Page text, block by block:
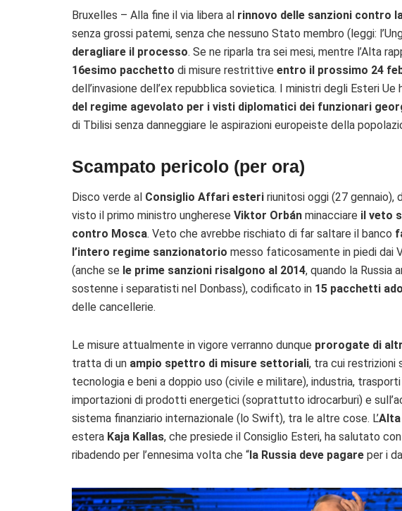
Bruxelles – Alla fine il via libera al rinnovo delle sanzioni contro
senza grossi patemi, senza che nessuno Stato membro (leggi:
deragliare il processo. Se ne riparla tra sei mesi, mentre l’Alta
16esimo pacchetto di misure restrittive entro il prossimo 24
dell’invasione dell’ex repubblica sovietica. I ministri degli Esteri
del regime agevolato per i visti diplomatici dei funzionari
di Tbilisi senza danneggiare le aspirazioni europeiste della
Scampato pericolo (per ora)
Disco verde al Consiglio Affari esteri riunitosi oggi (27 gennaio),
visto il primo ministro ungherese Viktor Orbán minacciare il veto
contro Mosca. Veto che avrebbe rischiato di far saltare il banco
l’intero regime sanzionatorio messo faticosamente in piedi dai
(anche se le prime sanzioni risalgono al 2014, quando la Russia
sostenne i separatisti nel Donbass), codificato in 15 pacchetti
delle cancellerie.
Le misure attualmente in vigore verranno dunque prorogate di
tratta di un ampio spettro di misure settoriali, tra cui restrizioni
tecnologia e beni a doppio uso (civile e militare), industria,
importazioni di prodotti energetici (soprattutto idrocarburi) e
sistema finanziario internazionale (lo Swift), tra le altre cose. L’
estera Kaja Kallas, che presiede il Consiglio Esteri, ha salutato
ribadendo per l’ennesima volta che “la Russia deve pagare per i